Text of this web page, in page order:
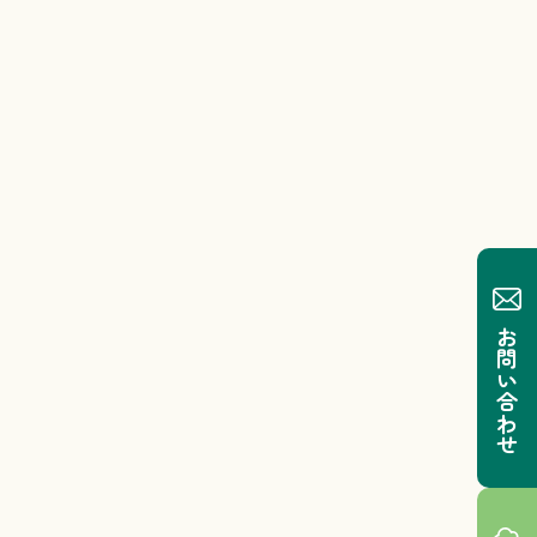
お問い合わせ